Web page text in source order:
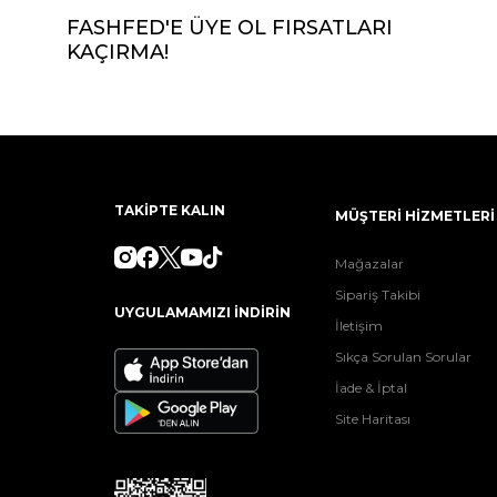
FASHFED'E ÜYE OL FIRSATLARI
KAÇIRMA!
TAKİPTE KALIN
UYGULAMAMIZI İNDİRİN
MÜŞTERİ HİZMETLERİ
Mağazalar
Sipariş Takibi
İletişim
Sıkça Sorulan Sorular
İade & İptal
Site Haritası